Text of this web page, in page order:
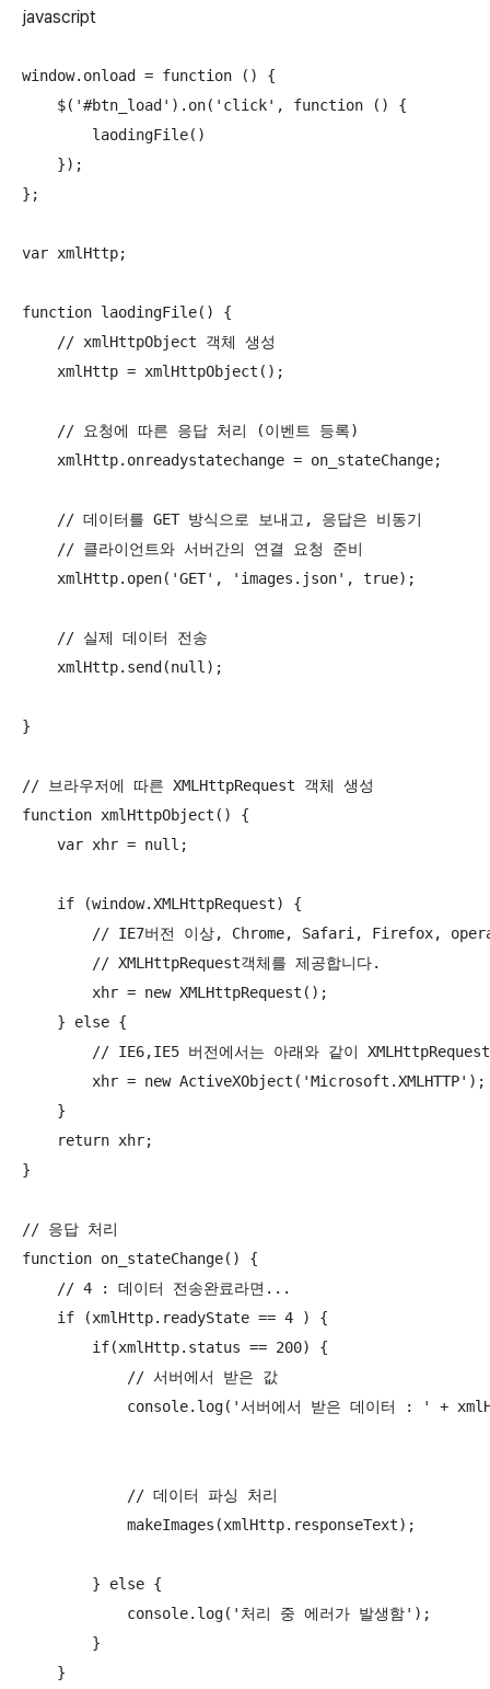
javascript
window.onload = function () {
    $('#btn_load').on('click', function () {
        laodingFile()
    });
};
var xmlHttp;
function laodingFile() {
    // xmlHttpObject 객체 생성
    xmlHttp = xmlHttpObject();
    // 요청에 따른 응답 처리 (이벤트 등록)
    xmlHttp.onreadystatechange = on_stateChange;
    // 데이터를 GET 방식으로 보내고, 응답은 비동기
    // 클라이언트와 서버간의 연결 요청 준비
    xmlHttp.open('GET', 'images.json', true);
    // 실제 데이터 전송
    xmlHttp.send(null);
}
// 브라우저에 따른 XMLHttpRequest 객체 생성
function xmlHttpObject() {
    var xhr = null;
    if (window.XMLHttpRequest) {
// IE7버전 이상, Chrome, Safari, Firefox, opera
        // XMLHttpRequest객체를 제공합니다.
        xhr = new XMLHttpRequest();
    } else {
// IE6,IE5 버전에서는 아래와 같이 XMLHttpRequest
        xhr = new ActiveXObject('Microsoft.XMLHTTP');
    }
    return xhr;
}
// 응답 처리
function on_stateChange() {
    // 4 : 데이터 전송완료라면...
    if (xmlHttp.readyState == 4 ) {
        if(xmlHttp.status == 200) {
            // 서버에서 받은 값
console.log('서버에서 받은 데이터 : ' +
            // 데이터 파싱 처리
            makeImages(xmlHttp.responseText);
        } else {
            console.log('처리 중 에러가 발생함');
        }
    }